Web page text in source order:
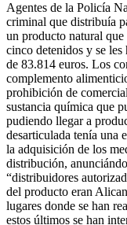
Agentes de la Policía
criminal que distribuía
un producto natural
cinco detenidos y se
de 83.814 euros. Los
complemento
prohibición de
sustancia química que
pudiendo llegar a
desarticulada tenía una
la adquisición de los
distribución,
“distribuidores
del producto eran
lugares donde se han
estos últimos se han